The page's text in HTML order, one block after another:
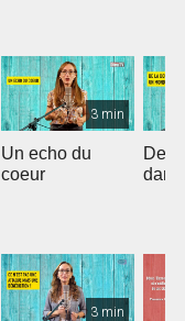
3 min
Un echo du
coeur
De
dans
3 min